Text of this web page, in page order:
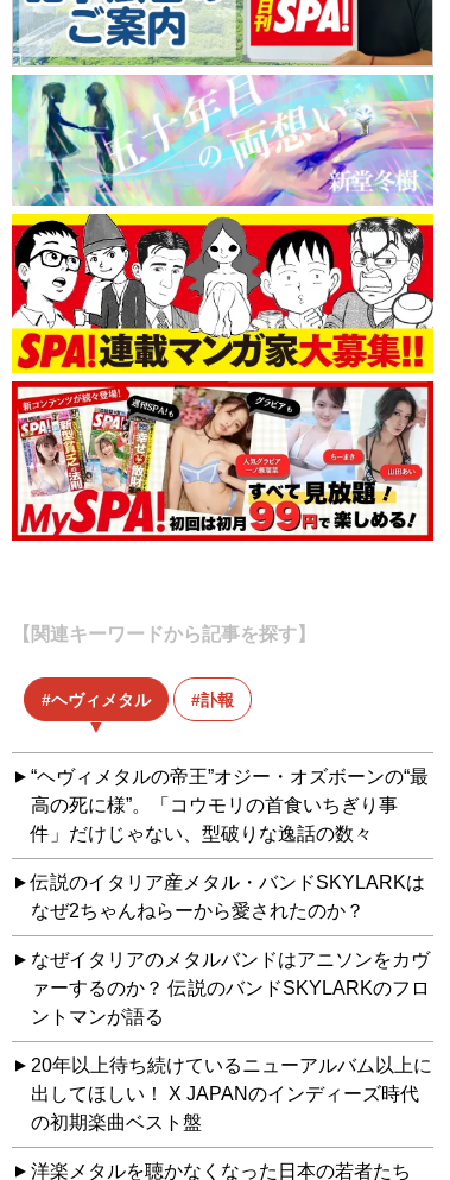
【関連キーワードから記事を探す】
ヘヴィメタル 訃報
“ヘヴィメタルの帝王”オジー・オズボーンの“最
高の死に様”。「コウモリの首食いちぎり事
件」だけじゃない、型破りな逸話の数々
伝説のイタリア産メタル・バンドSKYLARKは
なぜ2ちゃんねらーから愛されたのか？
なぜイタリアのメタルバンドはアニソンをカヴ
ァーするのか？ 伝説のバンドSKYLARKのフロ
ントマンが語る
20年以上待ち続けているニューアルバム以上に
出してほしい！ X JAPANのインディーズ時代
の初期楽曲ベスト盤
洋楽メタルを聴かなくなった日本の若者たち